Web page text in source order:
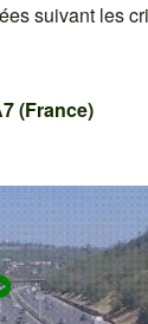
suivant les
(France)